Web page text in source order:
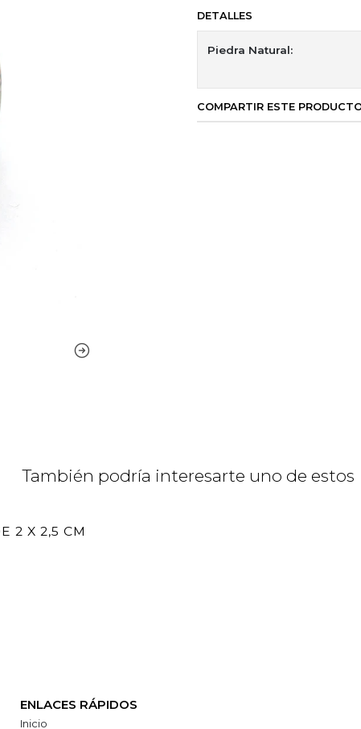
DETALLES
Piedra Natural:
COMPARTIR ESTE
También podría interesarte uno de estos
2 X 2,5 CM
ENLACES RÁPIDOS
Inicio